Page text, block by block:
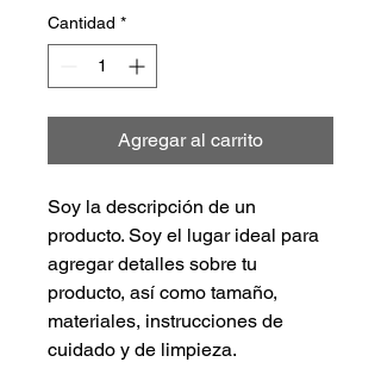
Cantidad *
Agregar al carrito
Soy la descripción de un
producto. Soy el lugar ideal para
agregar detalles sobre tu
producto, así como tamaño,
materiales, instrucciones de
cuidado y de limpieza.